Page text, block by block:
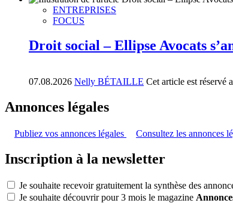
ENTREPRISES
FOCUS
Droit social – Ellipse Avocats
07.08.2026 Nelly BÉTAILLE Cet article est réservé
Annonces légales
Publiez vos annonces légales Consultez les annonces
Inscription à la newsletter
Je souhaite recevoir gratuitement la synthèse des
Je souhaite découvrir pour 3 mois le magazine